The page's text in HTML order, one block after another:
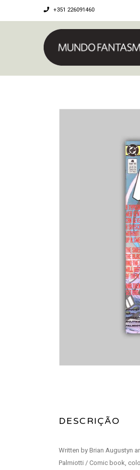
+351 226091460
DESCRIÇÃO
Written by Brian Augustyn
Palmiotti / Comic book,